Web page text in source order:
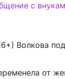
с
Волкова
от